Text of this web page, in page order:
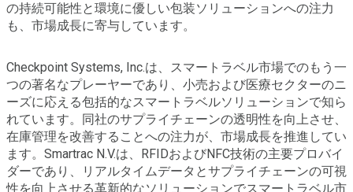
の持続可能性と環境に優しい包装ソリューションへの注力
も、市場成長に寄与しています。
Checkpoint Systems, Inc.は、スマートラベル市場でのもう一
つの著名なプレーヤーであり、小売および医療セクターのニ
ーズに応える包括的なスマートラベルソリューションで知ら
れています。同社のサプライチェーンの透明性を向上させ、
在庫管理を改善することへの注力が、市場成長を推進してい
ます。Smartrac N.V.は、RFIDおよびNFC技術の主要プロバイ
ダーであり、リアルタイムデータとサプライチェーンの可視
性を向上させる革新的なソリューションでスマートラベル市